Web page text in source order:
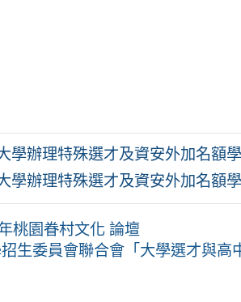
學辦理特殊選才及資安外加名額
學辦理特殊選才及資安外加名額
桃園眷村文化 論壇
生委員會聯合會「大學選才與高